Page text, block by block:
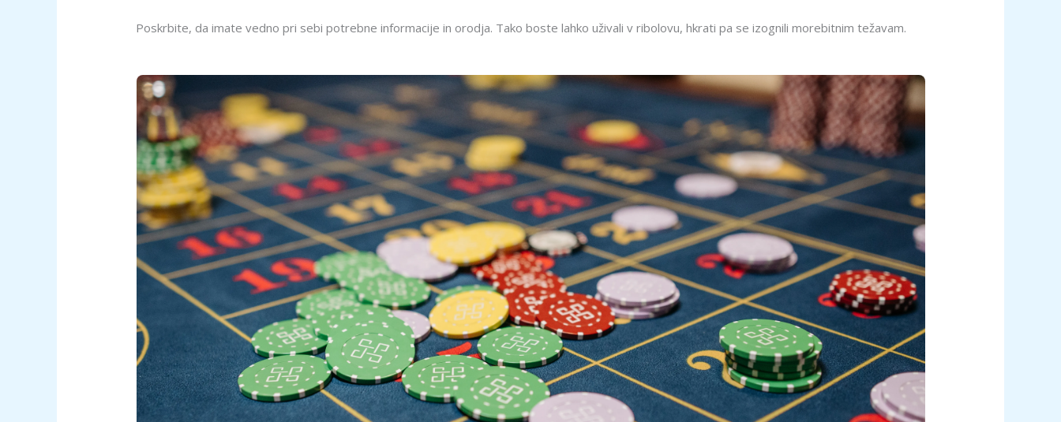
Poskrbite, da imate vedno pri sebi potrebne informacije in orodja. Tako boste lahko uživali v ribolovu, hkrati pa se izognili morebitnim težavam.